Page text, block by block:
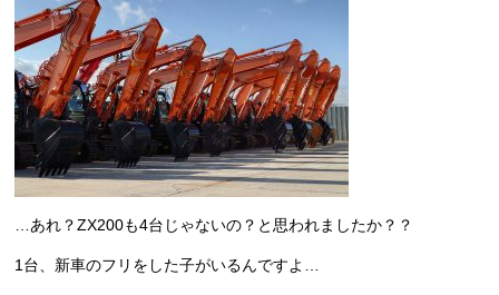
…あれ？ZX200も4台じゃないの？と思われましたか？？
1台、新車のフリをした子がいるんですよ…